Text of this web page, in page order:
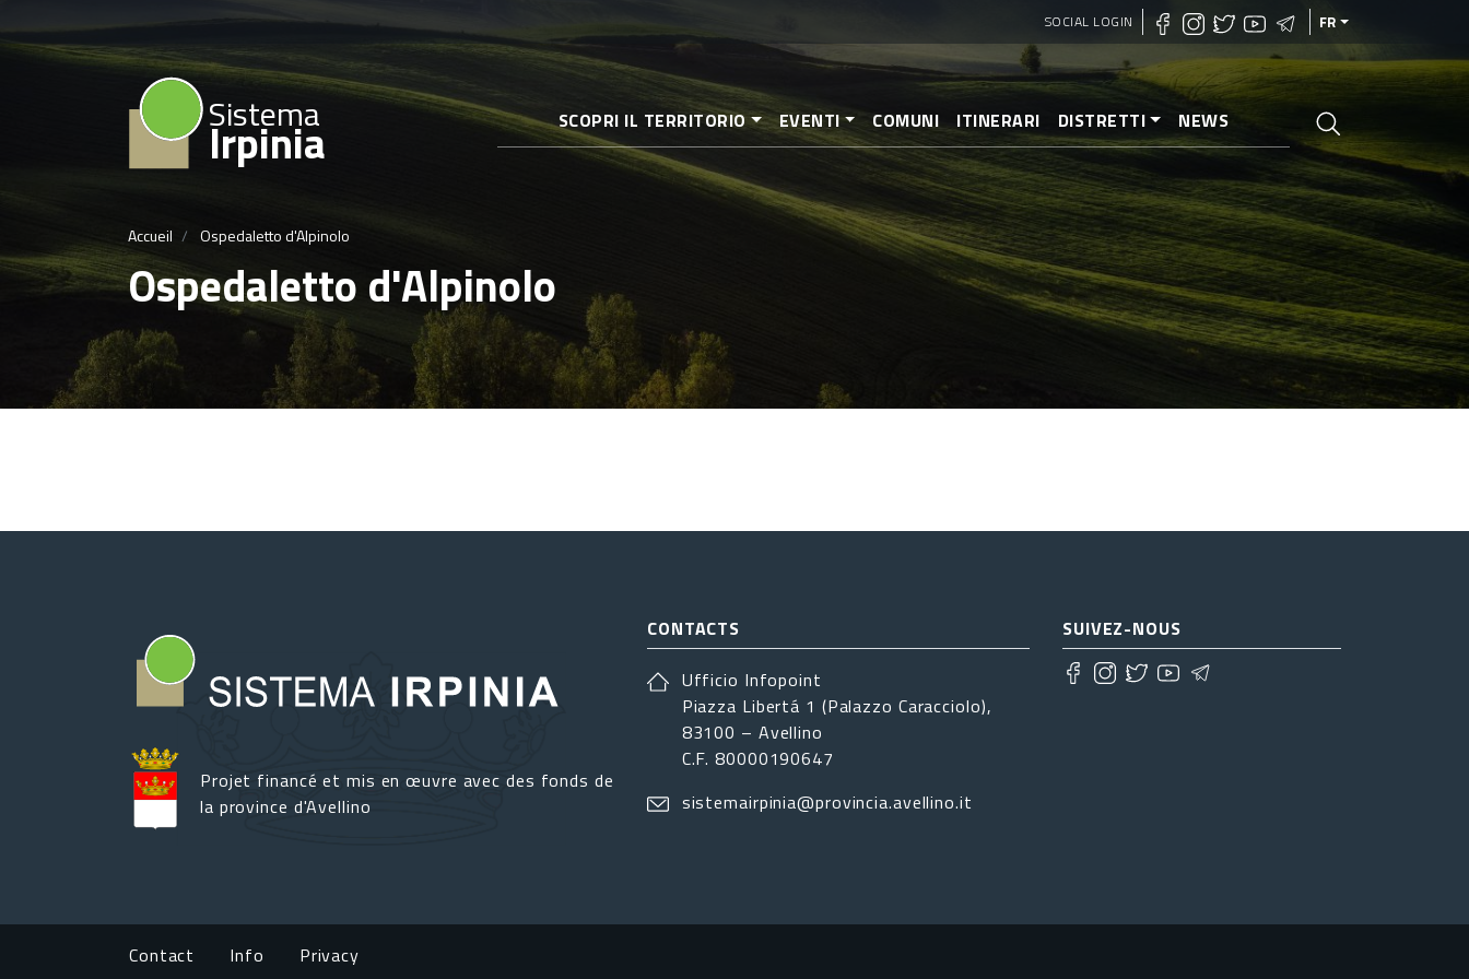
au
principal
SOCIAL LOGIN FR
Sistema
Irpinia SCOPRI IL TERRITORIO EVENTI COMUNI ITINERARI DISTRETTI NEWS
Accueil Ospedaletto d'Alpinolo
Ospedaletto d'Alpinolo
Projet financé et mis en œuvre avec des fonds de
la province d'Avellino
CONTACTS
Ufficio Infopoint
Piazza Libertá 1 (Palazzo Caracciolo),
83100 – Avellino
C.F. 80000190647
sistemairpinia@provincia.avellino.it
SUIVEZ-NOUS
Footer menu
Contact Info Privacy